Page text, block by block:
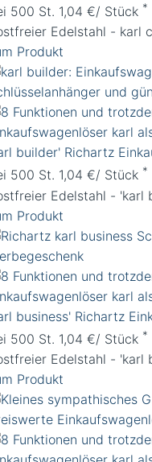
500 St. 1,04 €/ Stück *
Edelstahl - karl
Produkt
builder' Richartz
500 St. 1,04 €/ Stück *
Edelstahl - 'karl
Produkt
business' Richartz
500 St. 1,04 €/ Stück *
Edelstahl - 'karl
Produkt